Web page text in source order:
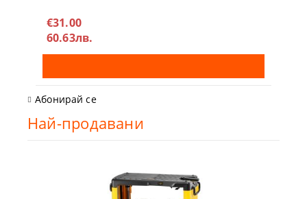
€31.00
60.63лв.
Абонирай се
Най-продавани